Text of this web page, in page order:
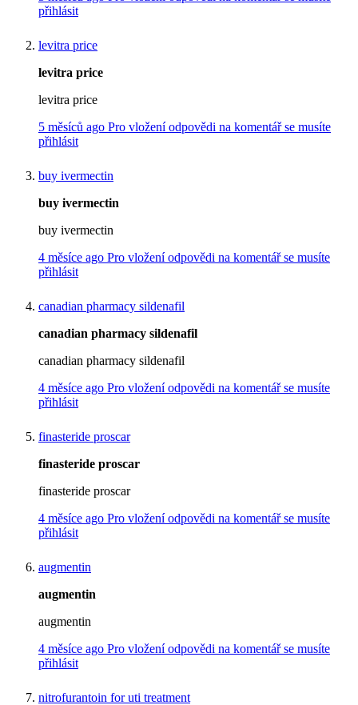
přihlásit
levitra price
levitra price
levitra price
5 měsíců ago Pro vložení odpovědi na komentář se musíte
přihlásit
buy ivermectin
buy ivermectin
buy ivermectin
4 měsíce ago Pro vložení odpovědi na komentář se musíte
přihlásit
canadian pharmacy sildenafil
canadian pharmacy sildenafil
canadian pharmacy sildenafil
4 měsíce ago Pro vložení odpovědi na komentář se musíte
přihlásit
finasteride proscar
finasteride proscar
finasteride proscar
4 měsíce ago Pro vložení odpovědi na komentář se musíte
přihlásit
augmentin
augmentin
augmentin
4 měsíce ago Pro vložení odpovědi na komentář se musíte
přihlásit
nitrofurantoin for uti treatment